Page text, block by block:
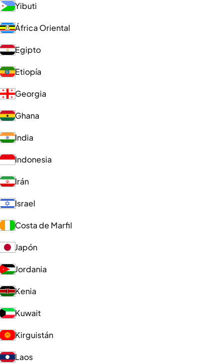
Yibuti
África Oriental
Egipto
Etiopía
Georgia
Ghana
India
Indonesia
Irán
Israel
Costa de Marfil
Japón
Jordania
Kenia
Kuwait
Kirguistán
Laos